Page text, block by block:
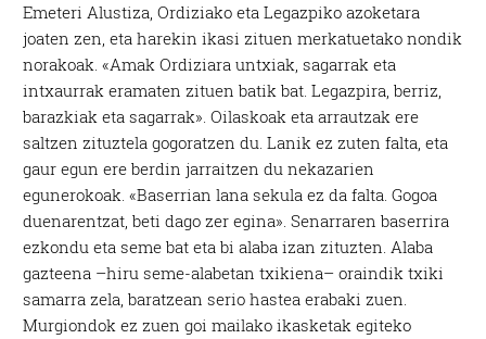
Emeteri Alustiza, Ordiziako eta Legazpiko azoketara
joaten zen, eta harekin ikasi zituen merkatuetako nondik
norakoak. «Amak Ordiziara untxiak, sagarrak eta
intxaurrak eramaten zituen batik bat. Legazpira, berriz,
barazkiak eta sagarrak». Oilaskoak eta arrautzak ere
saltzen zituztela gogoratzen du. Lanik ez zuten falta, eta
gaur egun ere berdin jarraitzen du nekazarien
egunerokoak. «Baserrian lana sekula ez da falta. Gogoa
duenarentzat, beti dago zer egina». Senarraren baserrira
ezkondu eta seme bat eta bi alaba izan zituzten. Alaba
gazteena –hiru seme-alabetan txikiena– oraindik txiki
samarra zela, baratzean serio hastea erabaki zuen.
Murgiondok ez zuen goi mailako ikasketak egiteko